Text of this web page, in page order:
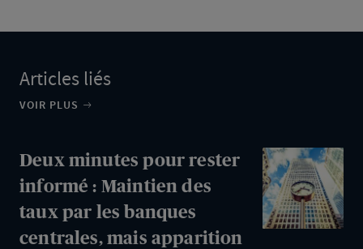
Articles liés
VOIR PLUS
Deux
minutes
pour
rester
Deux minutes pour rester
informé : Maintien des
taux par les banques
centrales, mais apparition